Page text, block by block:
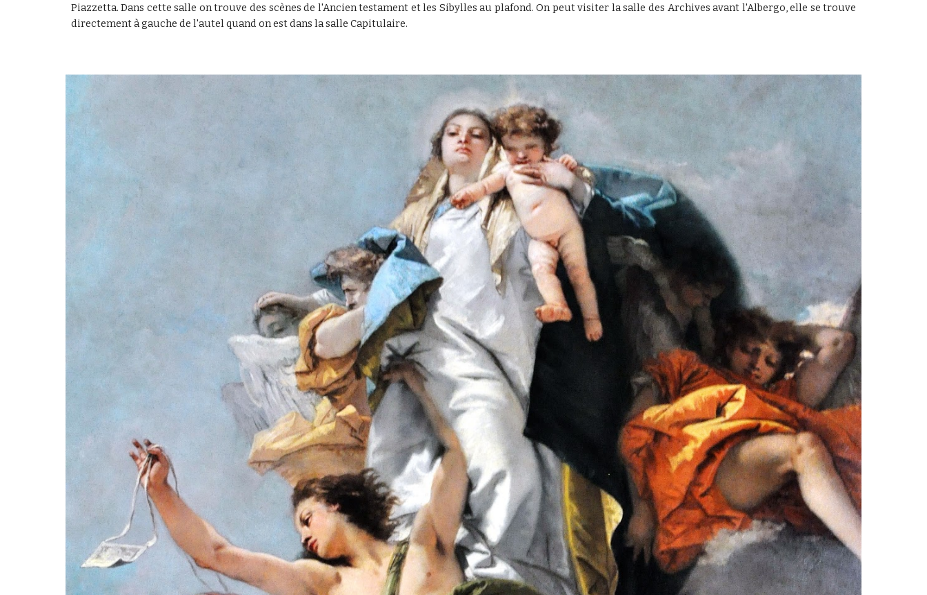
Piazzetta. Dans cette salle on trouve des scènes de l'Ancien testament et les Sibylles au plafond. On peut visiter la salle des Archives avant l'Albergo, elle se trouve
directement à gauche de l'autel quand on est dans la salle Capitulaire.